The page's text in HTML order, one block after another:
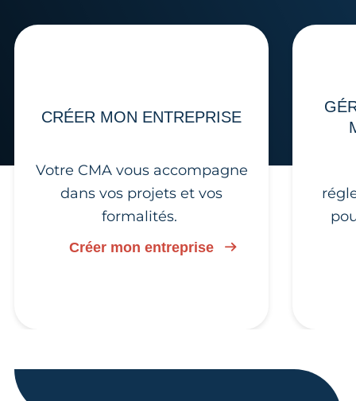
CRÉER MON ENTREPRISE
Votre CMA vous accompagne
dans vos projets et vos
formalités.
Créer mon entreprise